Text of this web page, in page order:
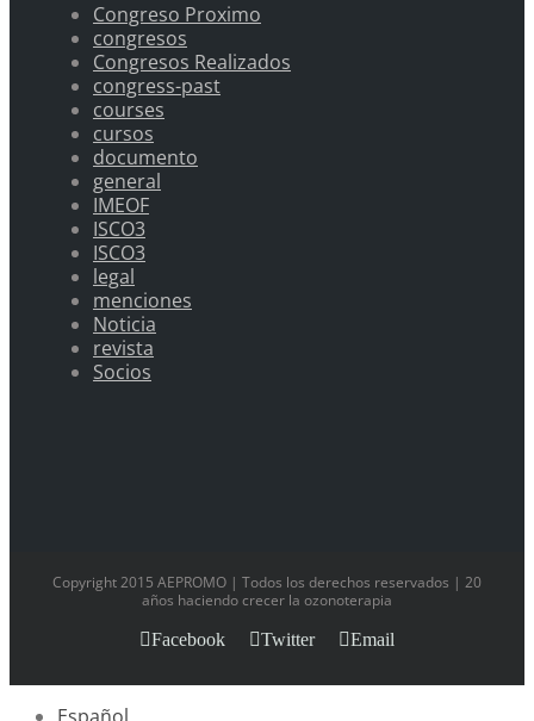
Congreso Proximo
congresos
Congresos Realizados
congress-past
courses
cursos
documento
general
IMEOF
ISCO3
ISCO3
legal
menciones
Noticia
revista
Socios
Copyright 2015 AEPROMO | Todos los derechos reservados | 20
años haciendo crecer la ozonoterapia
Facebook
Twitter Email